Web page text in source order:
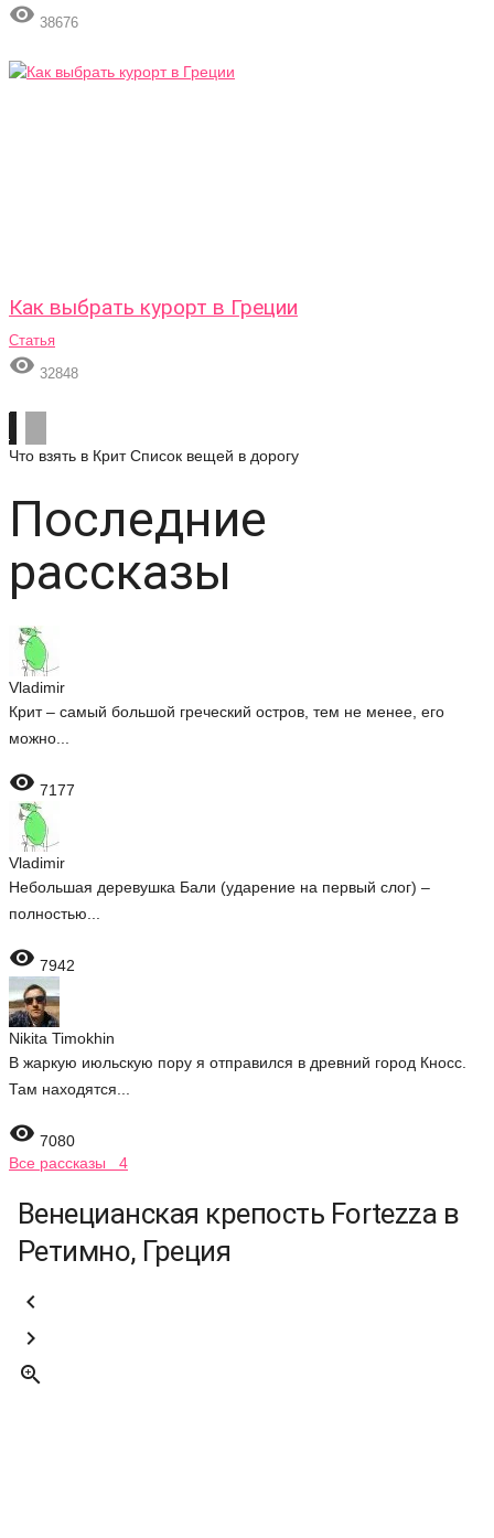
 38676
Как выбрать курорт в Греции
Статья
 32848
Что взять в Крит Список вещей в дорогу
Последние
рассказы
Vladimir
Крит – самый большой греческий остров, тем не менее, его
можно...
 7177
Vladimir
Небольшая деревушка Бали (ударение на первый слог) –
полностью...
 7942
Nikita Timokhin
В жаркую июльскую пору я отправился в древний город Кносс.
Там находятся...
 7080
Все рассказы 4
Венецианская крепость Fortezza в
Ретимно, Греция


